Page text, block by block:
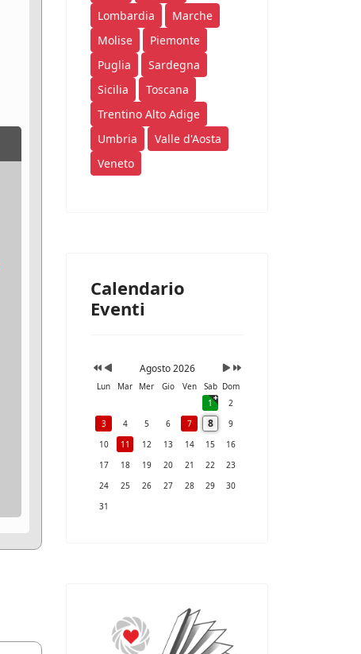
Lombardia
Marche
Molise
Piemonte
Puglia
Sardegna
Sicilia
Toscana
Trentino Alto Adige
Umbria
Valle d'Aosta
Veneto
Calendario
Eventi
Agosto 2026
Lun Mar Mer Gio Ven Sab Dom
1
2
3
4 5 6 7 8
9
10
11 12 13 14 15
16
17
18 19 20 21 22
23
24
25 26 27 28 29
30
31